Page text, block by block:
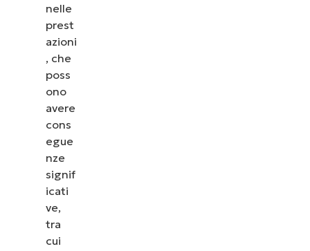
nelle
prest
azioni
, che
poss
ono
avere
cons
egue
nze
signif
icati
ve,
tra
cui